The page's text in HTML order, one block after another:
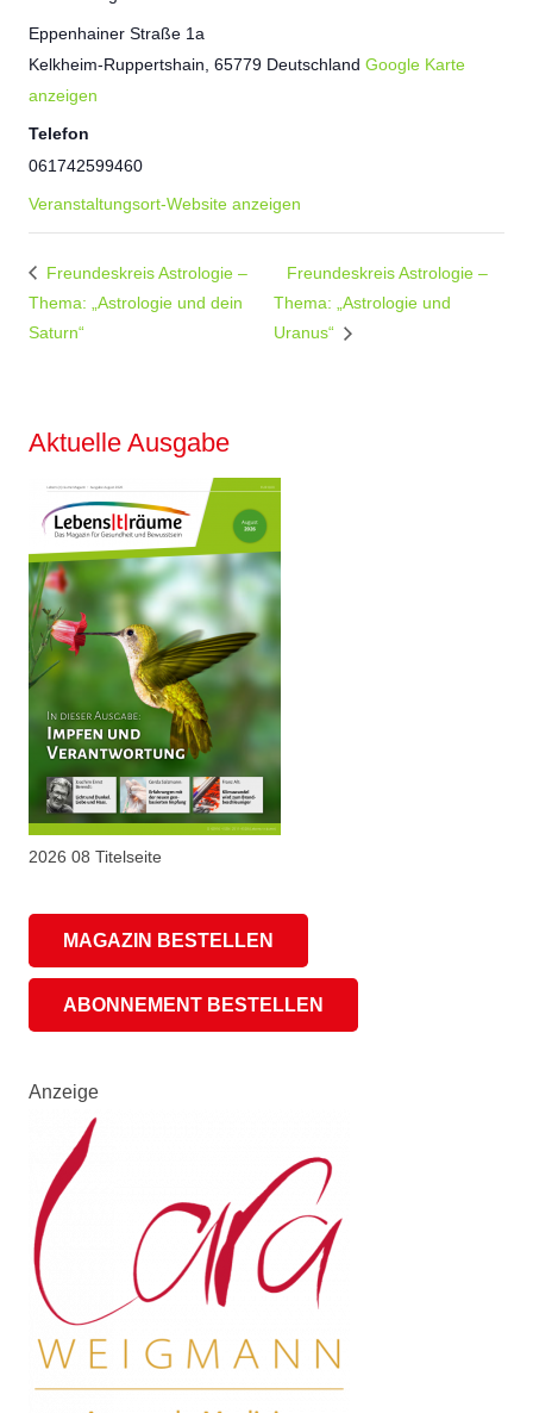
Eppenhainer Straße 1a
Kelkheim-Ruppertshain 65779 Deutschland Google Karte
anzeigen
Telefon
061742599460
Veranstaltungsort-Website anzeigen
Freundeskreis Astrologie –
Thema: „Astrologie und dein
Saturn“
Freundeskreis Astrologie –
Thema: „Astrologie und
Uranus“
Aktuelle Ausgabe
2026 08 Titelseite
MAGAZIN BESTELLEN
ABONNEMENT BESTELLEN
Anzeige